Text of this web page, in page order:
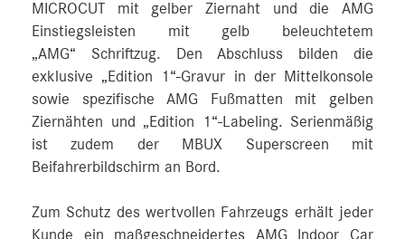
MICROCUT mit gelber Ziernaht und die AMG
Einstiegsleisten mit gelb beleuchtetem
„AMG“ Schriftzug. Den Abschluss bilden die
exklusive „Edition 1“-Gravur in der Mittelkonsole
sowie spezifische AMG Fußmatten mit gelben
Ziernähten und „Edition 1“-Labeling. Serienmäßig
ist zudem der MBUX Superscreen mit
Beifahrerbildschirm an Bord.
Zum Schutz des wertvollen Fahrzeugs erhält jeder
Kunde ein maßgeschneidertes AMG Indoor Car